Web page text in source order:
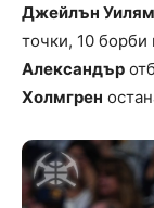
Джейлън
точки, 10 борби
Александър
Холмгрен